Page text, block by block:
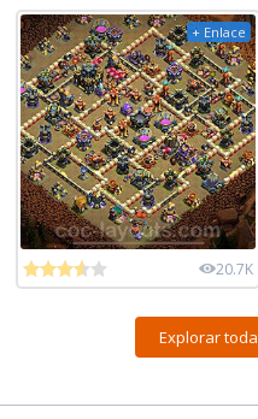
+ Enlace
20.7K
Explorar